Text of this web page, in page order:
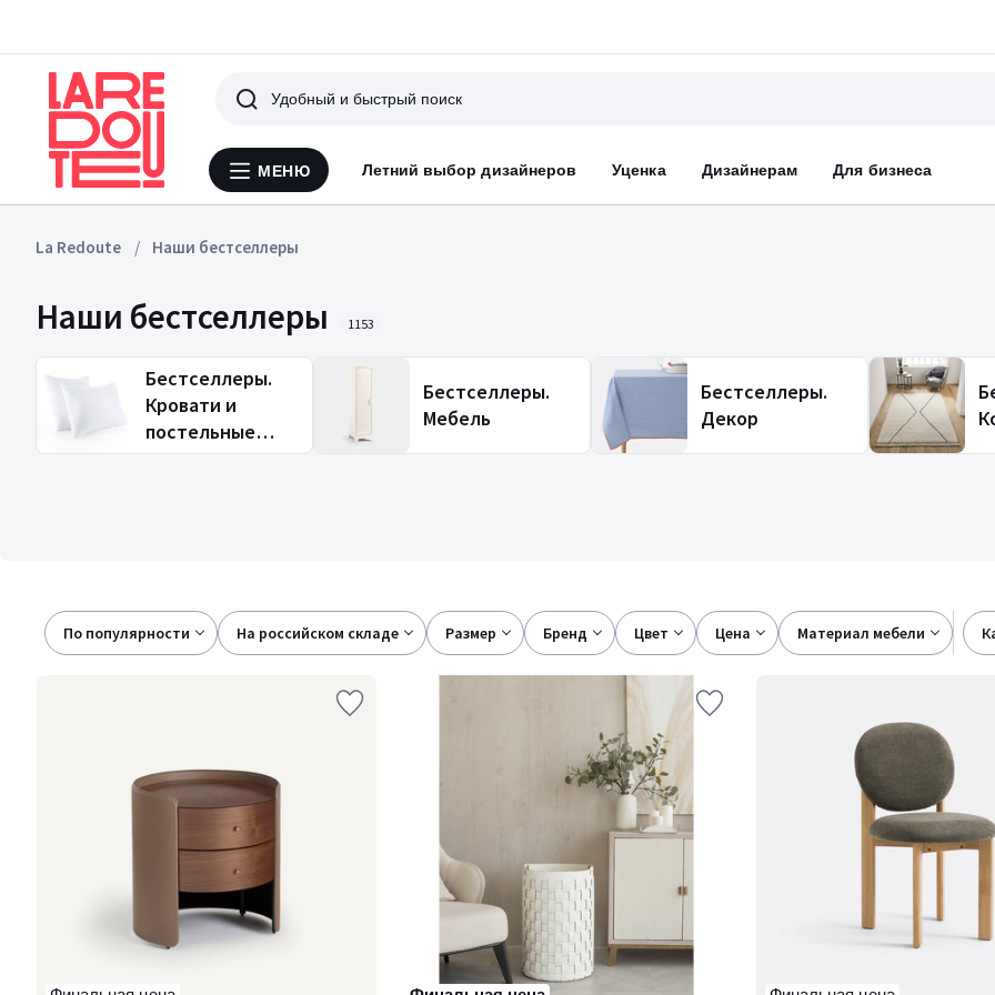
Меню
МЕНЮ Летний выбор дизайнеров Уценка Дизайнерам Для бизнеса
Поиск
La Redoute Наши бестселлеры
Наши бестселлеры 1153
Бестселлеры.
Кровати и
постельные
принадлежности
Бестселлеры.
Мебель
Бестселлеры.
Декор
По популярности
на российском складе размер бренд цвет цена материал мебели